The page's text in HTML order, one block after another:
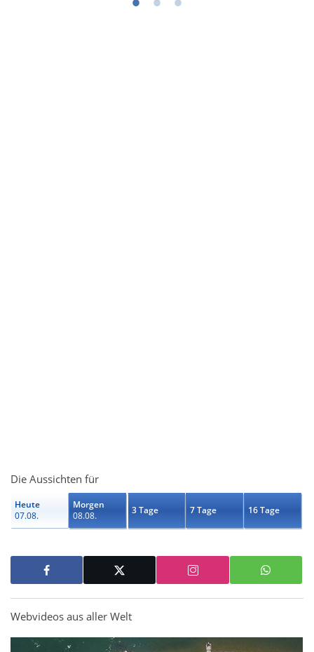
Die Aussichten für
Heute
07.08.
Morgen
08.08.
3 Tage 7 Tage 16 Tage
Webvideos aus aller Welt